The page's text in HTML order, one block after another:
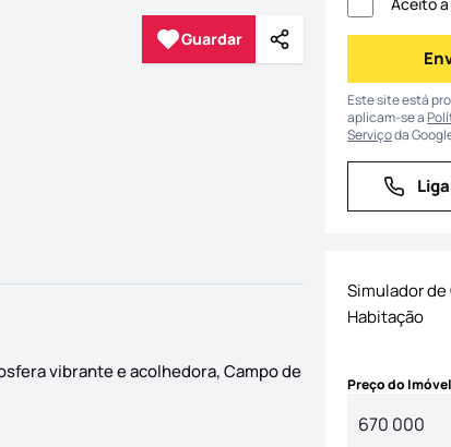
Guardar
Guardar Partilhar
vibrante e acolhedora, Campo de
Este site está
aplicam-se a
Serviçoda
Simulador
Habitação
Preço do Imóvel